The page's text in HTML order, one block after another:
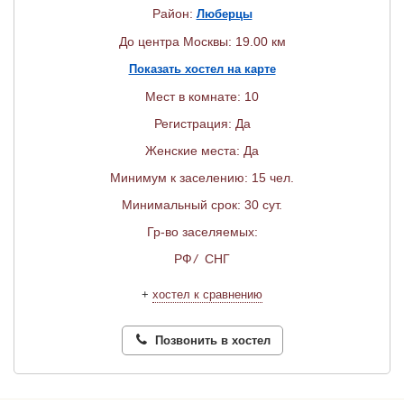
Район: Люберцы
До центра Москвы: 19.00 км
Показать хостел на карте
Мест в комнате: 10
Регистрация: Да
Женские места: Да
Минимум к заселению: 15 чел.
Минимальный срок: 30 сут.
Гр-во заселяемых:
РФ/ СНГ
+ хостел к сравнению
Позвонить в хостел